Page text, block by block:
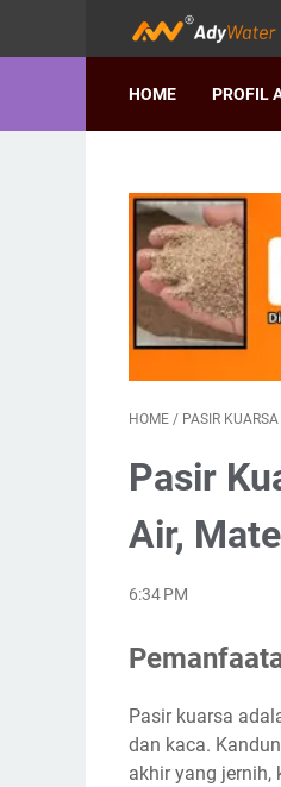
HOME PROFIL
HOME / PASIR
Pasir
Air,
6:34 PM
Pasir kuarsa
dan kaca.
akhir yang jernih,